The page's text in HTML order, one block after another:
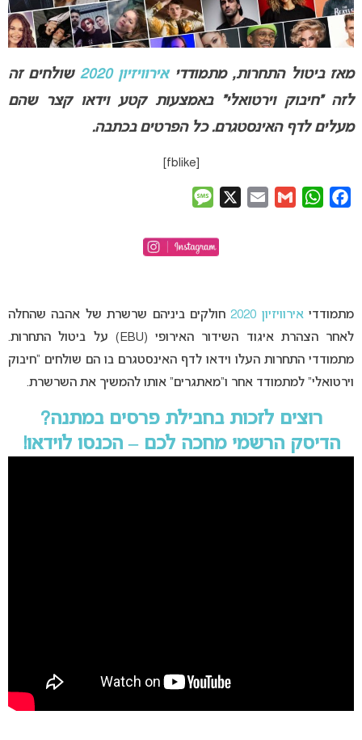
מאז ביטול התחרות,מתמודדיאירוויזיון 2020
שולחים זה
לזה“חיבוק וירטואלי” באמצעות קטע וידאו קצר שהם
מעלים לדף האינסטגרם. כל הפרטים בכתבה.
Facebook
WhatsApp
Gmail
Email
מתמודדיאירוויזיון 2020
חולקים ביניהם שרשרת של אהבה שהחלה
לאחר הצהרת איגוד השידור האירופי (EBU) על ביטול התחרות.
מתמודדי התחרות העלו וידאו לדף האינסטגרם בו הם שולחים “חיבוק
וירטואלי” למתמודד אחר ו”מאתגרים” אותו להמשיך את השרשרת.
רוצים לזכות בחבילת פרסים במתנה?
הדיסק הרשמי מחכה לכם – הכנסו לוידאו!